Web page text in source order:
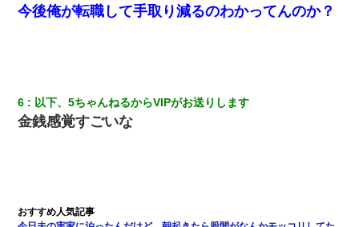
私『貯金貯まったし、やっと家建てられるね！』夫「実家を二世
【悲報】嫁がワイのこと嫌いっぽいから単身赴任した結果
今後俺が転職して手取り減るのわかってんのか？
6 以下、5ちゃんねるからVIPがお送りします
金銭感覚すごいな